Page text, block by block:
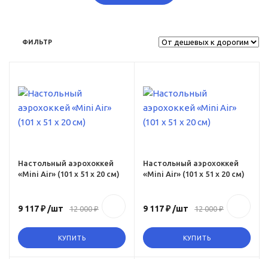
ФИЛЬТР
Настольный аэрохоккей
«Mini Air» (101 х 51 х 20 см)
9 117 ₽/шт 12 000 ₽
КУПИТЬ
Настольный аэрохоккей
«Mini Air» (101 х 51 х 20 см)
9 117 ₽/шт 12 000 ₽
КУПИТЬ